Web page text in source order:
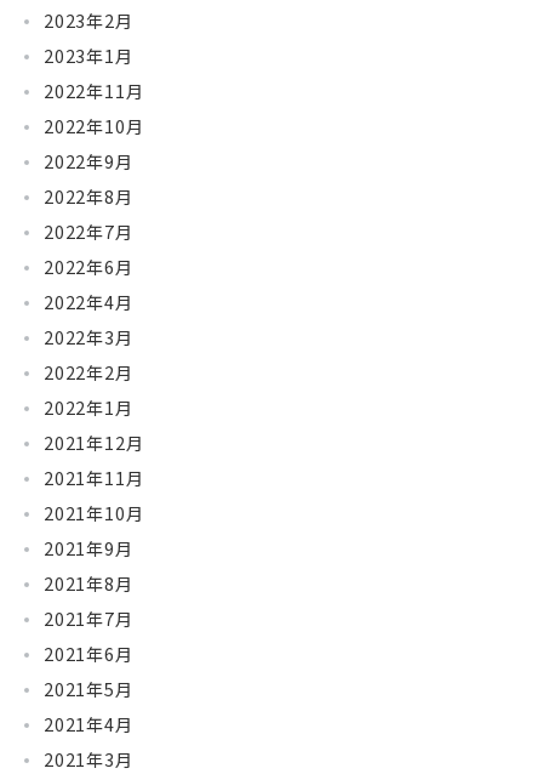
2023年2月
2023年1月
2022年11月
2022年10月
2022年9月
2022年8月
2022年7月
2022年6月
2022年4月
2022年3月
2022年2月
2022年1月
2021年12月
2021年11月
2021年10月
2021年9月
2021年8月
2021年7月
2021年6月
2021年5月
2021年4月
2021年3月